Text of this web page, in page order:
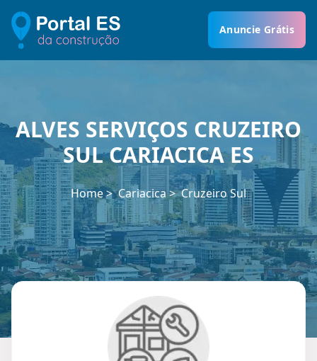
Anuncie Grátis
ALVES SERVIÇOS CRUZEIRO
SUL CARIACICA ES
Home Cariacica Cruzeiro Sul